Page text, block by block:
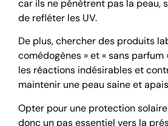
car ils ne pénètrent pas la peau,
de refléter les UV.
De plus, chercher des produits
comédogènes » et « sans
les réactions indésirables et
maintenir une peau saine et
Opter pour une protection
donc un pas essentiel vers la